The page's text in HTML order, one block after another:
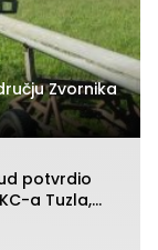
Zvornika
potvrdio
a Tuzla,